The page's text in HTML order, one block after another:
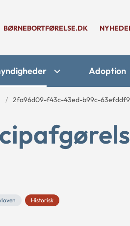
BØRNEBORTFØRELSE.DK
Adoption
2fa96d09-f43c-43ed-b99c-
Historisk